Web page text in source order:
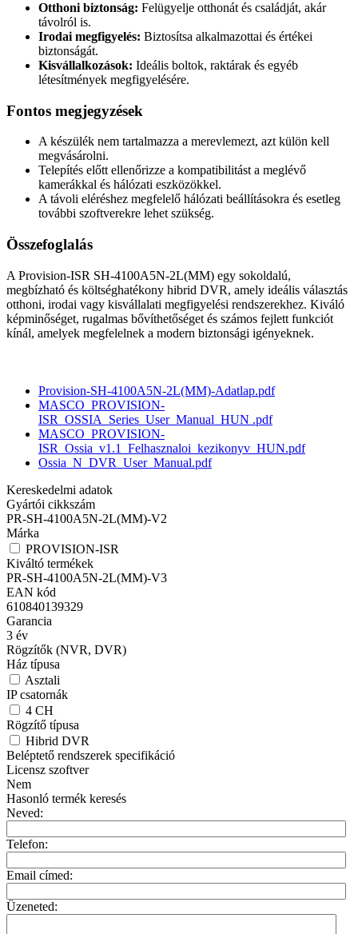
Otthoni biztonság: Felügyelje otthonát és családját, akár
távolról is.
Irodai megfigyelés: Biztosítsa alkalmazottai és értékei
biztonságát.
Kisvállalkozások: Ideális boltok, raktárak és egyéb
létesítmények megfigyelésére.
Fontos megjegyzések
A készülék nem tartalmazza a merevlemezt, azt külön kell
megvásárolni.
Telepítés előtt ellenőrizze a kompatibilitást a meglévő
kamerákkal és hálózati eszközökkel.
A távoli eléréshez megfelelő hálózati beállításokra és esetleg
további szoftverekre lehet szükség.
Összefoglalás
A Provision-ISR SH-4100A5N-2L(MM) egy sokoldalú,
megbízható és költséghatékony hibrid DVR, amely ideális választás
otthoni, irodai vagy kisvállalati megfigyelési rendszerekhez. Kiváló
képminőséget, rugalmas bővíthetőséget és számos fejlett funkciót
kínál, amelyek megfelelnek a modern biztonsági igényeknek.
Provision-SH-4100A5N-2L(MM)-Adatlap.pdf
MASCO_PROVISION-
ISR_OSSIA_Series_User_Manual_HUN .pdf
MASCO_PROVISION-
ISR_Ossia_v1.1_Felhasznaloi_kezikonyv_HUN.pdf
Ossia_N_DVR_User_Manual.pdf
Kereskedelmi adatok
Gyártói cikkszám
PR-SH-4100A5N-2L(MM)-V2
Márka
PROVISION-ISR
Kiváltó termékek
PR-SH-4100A5N-2L(MM)-V3
EAN kód
610840139329
Garancia
3 év
Rögzítők (NVR, DVR)
Ház típusa
Asztali
IP csatornák
4 CH
Rögzítő típusa
Hibrid DVR
Beléptető rendszerek specifikáció
Licensz szoftver
Nem
Hasonló termék keresés
Neved:
Telefon:
Email címed:
Üzeneted: